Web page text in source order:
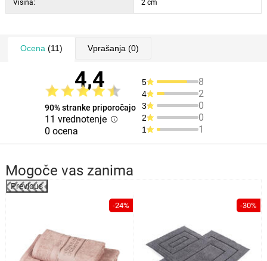
Višina: 2 cm
Ocena (11) Vprašanja (0)
4,4
90% stranke priporočajo
11 vrednotenje
0 ocena
5 8
4 2
3 0
2 0
1 1
Mogoče vas zanima
Previous
-24% -30%